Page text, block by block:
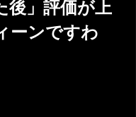
後」評価が上
ーンですわ